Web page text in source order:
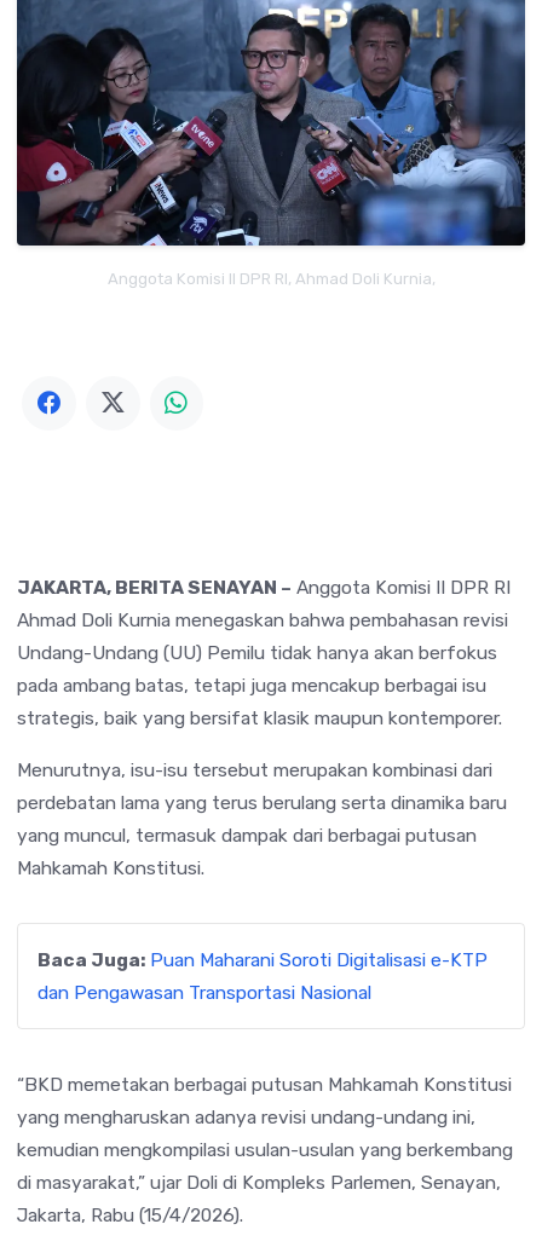
Anggota Komisi II DPR RI, Ahmad Doli Kurnia,
JAKARTA, BERITA SENAYAN – Anggota Komisi II DPR RI
Ahmad Doli Kurnia menegaskan bahwa pembahasan revisi
Undang-Undang (UU) Pemilu tidak hanya akan berfokus
pada ambang batas, tetapi juga mencakup berbagai isu
strategis, baik yang bersifat klasik maupun kontemporer.
Menurutnya, isu-isu tersebut merupakan kombinasi dari
perdebatan lama yang terus berulang serta dinamika baru
yang muncul, termasuk dampak dari berbagai putusan
Mahkamah Konstitusi.
Baca Juga: Puan Maharani Soroti Digitalisasi e-KTP
dan Pengawasan Transportasi Nasional
“BKD memetakan berbagai putusan Mahkamah Konstitusi
yang mengharuskan adanya revisi undang-undang ini,
kemudian mengkompilasi usulan-usulan yang berkembang
di masyarakat,” ujar Doli di Kompleks Parlemen, Senayan,
Jakarta, Rabu (15/4/2026).